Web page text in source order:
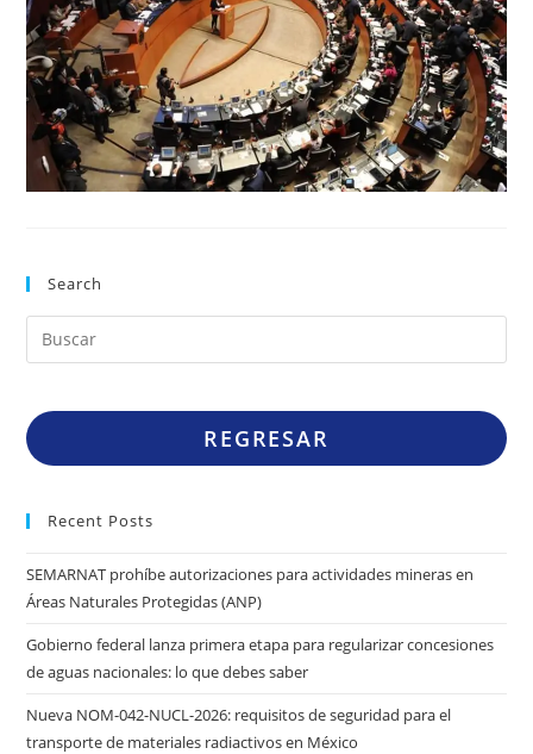
Search
REGRESAR
Recent Posts
SEMARNAT prohíbe autorizaciones para actividades mineras en
Áreas Naturales Protegidas (ANP)
Gobierno federal lanza primera etapa para regularizar concesiones
de aguas nacionales: lo que debes saber
Nueva NOM-042-NUCL-2026: requisitos de seguridad para el
transporte de materiales radiactivos en México